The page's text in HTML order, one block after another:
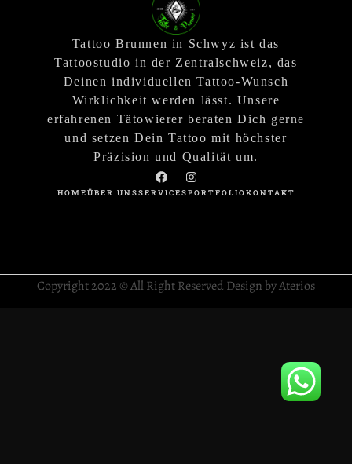
Tattoo Brunnen in Schwyz ist das
Tattoostudio in der Zentralschweiz, das
Deinen individuellen Tattoo-Wunsch
Wirklichkeit werden lässt. Unsere
erfahrenen Tätowierer beraten Dich gerne
und setzen Dein Tattoo mit höchster
Präzision und Qualität um.
HOMEÜBER UNSSERVICESPORTFOLIOKONTAKT
Copyright 2022 © All Right Reserved Design by Aterios